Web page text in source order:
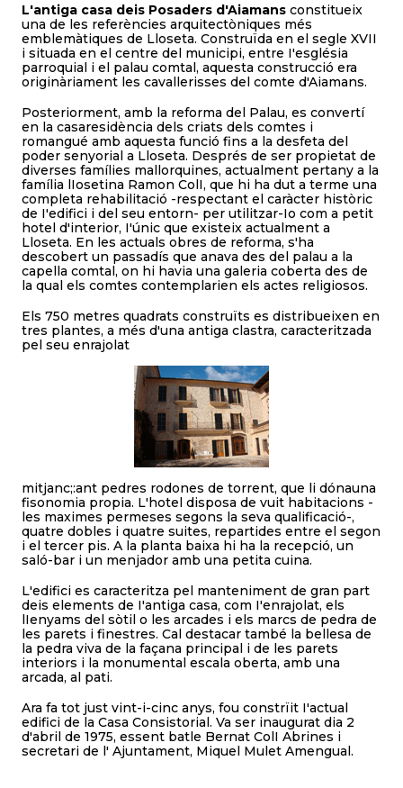
L'antiga casa deis Posaders d'Aiamans constitueix
una de les referències arquitectòniques més
emblemàtiques de Lloseta. Construïda en el segle XVII
i situada en el centre del municipi, entre I'església
parroquial i el palau comtal, aquesta construcció era
originàriament les cavallerisses del comte d'Aiamans.
Posteriorment, amb la reforma del Palau, es convertí
en la casaresidència dels criats dels comtes i
romangué amb aquesta funció fins a la desfeta del
poder senyorial a Lloseta. Després de ser propietat de
diverses famílies mallorquines, actualment pertany a la
família lIosetina Ramon ColI, que hi ha dut a terme una
completa rehabilitació -respectant el caràcter històric
de I'edifici i del seu entorn- per utilitzar-Io com a petit
hotel d'interior, I'únic que existeix actualment a
Lloseta. En les actuals obres de reforma, s'ha
descobert un passadís que anava des del palau a la
capella comtal, on hi havia una galeria coberta des de
la qual els comtes contemplarien els actes religiosos.
Els 750 metres quadrats construïts es distribueixen en
tres plantes, a més d'una antiga clastra, caracteritzada
pel seu enrajolat
mitjanc;:ant pedres rodones de torrent, que li dónauna
fisonomia propia. L'hotel disposa de vuit habitacions -
les maximes permeses segons la seva qualificació-,
quatre dobles i quatre suites, repartides entre el segon
i el tercer pis. A la planta baixa hi ha la recepció, un
saló-bar i un menjador amb una petita cuina.
L'edifici es caracteritza pel manteniment de gran part
deis elements de I'antiga casa, com I'enrajolat, els
lIenyams del sòtil o les arcades i els marcs de pedra de
les parets i finestres. Cal destacar també la bellesa de
la pedra viva de la façana principal i de les parets
interiors i la monumental escala oberta, amb una
arcada, al pati.
Ara fa tot just vint-i-cinc anys, fou constrïit I'actual
edifici de la Casa Consistorial. Va ser inaugurat dia 2
d'abril de 1975, essent batle Bernat ColI Abrines i
secretari de l' Ajuntament, Miquel Mulet Amengual.